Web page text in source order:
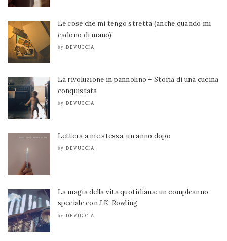
Le cose che mi tengo stretta (anche quando mi
cadono di mano)”
by DEVUCCIA
La rivoluzione in pannolino – Storia di una cucina
conquistata
by DEVUCCIA
Lettera a me stessa, un anno dopo
by DEVUCCIA
La magia della vita quotidiana: un compleanno
speciale con J.K. Rowling
by DEVUCCIA